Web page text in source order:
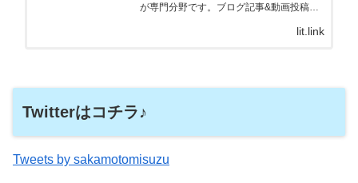
が専門分野です。ブログ記事&動画投稿で
ではあなたに合わせたご提案が出来ますlit.link
Twitterはコチラ♪
Tweets by sakamotomisuzu